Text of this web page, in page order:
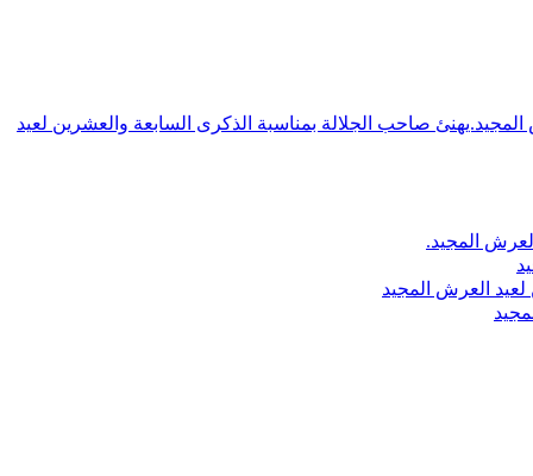
صاحب الجلالة بمناسبة الذكرى السابعة والعشرين لعيد
المجيد.
العرش المجيد